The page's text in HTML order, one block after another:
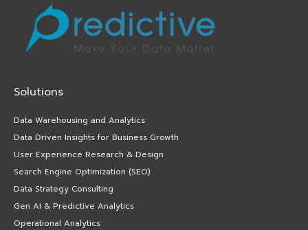
Solutions
Data Warehousing and Analytics
Data Driven Insights for Business Growth
User Experience Research & Design
Search Engine Optimization (SEO)
Data Strategy Consulting
Gen AI & Predictive Analytics
Operational Analytics